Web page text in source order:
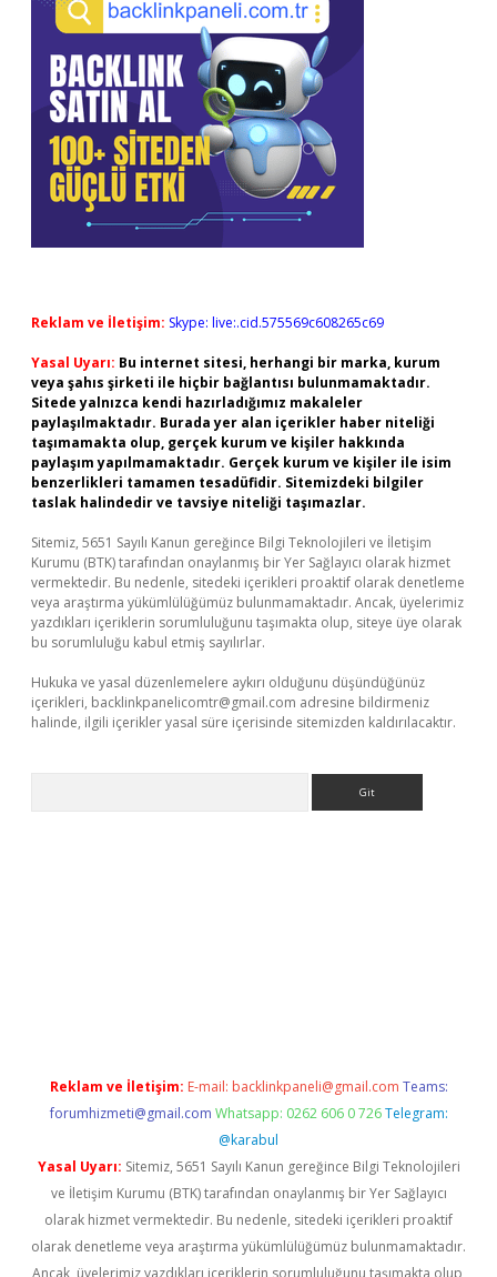
Reklam ve İletişim: Skype: live:.cid.575569c608265c69
Yasal Uyarı: Bu internet sitesi, herhangi bir marka, kurum
veya şahıs şirketi ile hiçbir bağlantısı bulunmamaktadır.
Sitede yalnızca kendi hazırladığımız makaleler
paylaşılmaktadır. Burada yer alan içerikler haber niteliği
taşımamakta olup, gerçek kurum ve kişiler hakkında
paylaşım yapılmamaktadır. Gerçek kurum ve kişiler ile isim
benzerlikleri tamamen tesadüfidir. Sitemizdeki bilgiler
taslak halindedir ve tavsiye niteliği taşımazlar.
Sitemiz, 5651 Sayılı Kanun gereğince Bilgi Teknolojileri ve İletişim
Kurumu (BTK) tarafından onaylanmış bir Yer Sağlayıcı olarak hizmet
vermektedir. Bu nedenle, sitedeki içerikleri proaktif olarak denetleme
veya araştırma yükümlülüğümüz bulunmamaktadır. Ancak, üyelerimiz
yazdıkları içeriklerin sorumluluğunu taşımakta olup, siteye üye olarak
bu sorumluluğu kabul etmiş sayılırlar.
Hukuka ve yasal düzenlemelere aykırı olduğunu düşündüğünüz
içerikleri, backlinkpanelicomtr@gmail.com adresine bildirmeniz
halinde, ilgili içerikler yasal süre içerisinde sitemizden kaldırılacaktır.
Reklam ve İletişim: E-mail: backlinkpaneli@gmail.com Teams:
forumhizmeti@gmail.com Whatsapp: 0262 606 0 726 Telegram:
@karabul
Yasal Uyarı: Sitemiz, 5651 Sayılı Kanun gereğince Bilgi Teknolojileri
ve İletişim Kurumu (BTK) tarafından onaylanmış bir Yer Sağlayıcı
olarak hizmet vermektedir. Bu nedenle, sitedeki içerikleri proaktif
olarak denetleme veya araştırma yükümlülüğümüz bulunmamaktadır.
Ancak, üyelerimiz yazdıkları içeriklerin sorumluluğunu taşımakta olup,